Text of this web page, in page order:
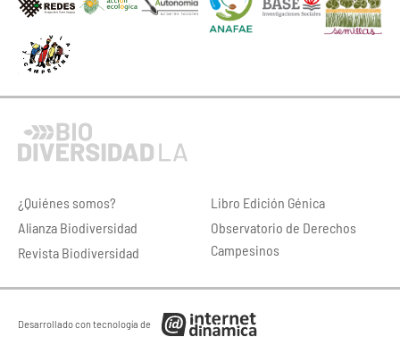
¿Quiénes somos?
Alianza Biodiversidad
Revista Biodiversidad
Libro Edición Génica
Observatorio de Derechos
Campesinos